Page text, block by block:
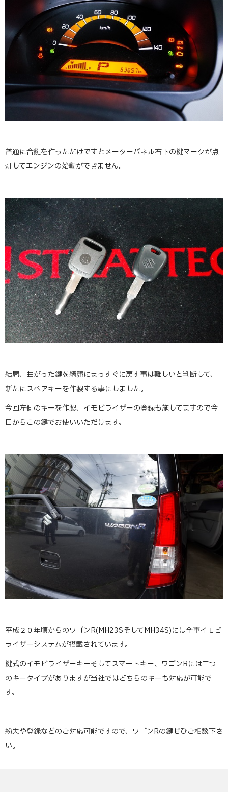
普通に合鍵を作っただけですとメーターパネル右下の鍵マークが点
灯してエンジンの始動ができません。
結局、曲がった鍵を綺麗にまっすぐに戻す事は難しいと判断して、
新たにスペアキーを作製する事にしました。
今回左側のキーを作製、イモビライザーの登録も施してますので今
日からこの鍵でお使いいただけます。
平成２０年頃からのワゴンR(MH23SそしてMH34S)には全車イモビ
ライザーシステムが搭載されています。
鍵式のイモビライザーキーそしてスマートキー、ワゴンRには二つ
のキータイプがありますが当社ではどちらのキーも対応が可能で
す。
紛失や登録などのご対応可能ですので、ワゴンRの鍵ぜひご相談下さ
い。